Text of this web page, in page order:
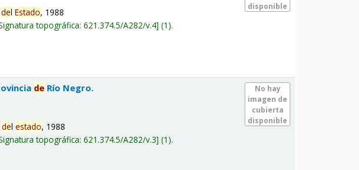
disponible
delEstado, 1988
topográfica:621.374.5/A282/v.4 (1).
No hay
imagen de
cubierta
disponible
de Río Negro.
delestado, 1988
topográfica:621.374.5/A282/v.3 (1).